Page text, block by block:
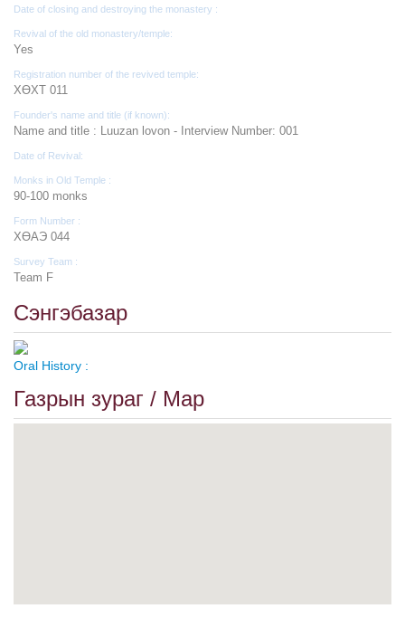
Date of closing and destroying the monastery :
Revival of the old monastery/temple:
Yes
Registration number of the revived temple:
ХӨХТ 011
Founder's name and title (if known):
Name and title : Luuzan lovon - Interview Number: 001
Date of Revival:
Monks in Old Temple :
90-100 monks
Form Number :
ХӨАЭ 044
Survey Team :
Team F
Сэнгэбазар
Oral History :
Газрын зураг / Map